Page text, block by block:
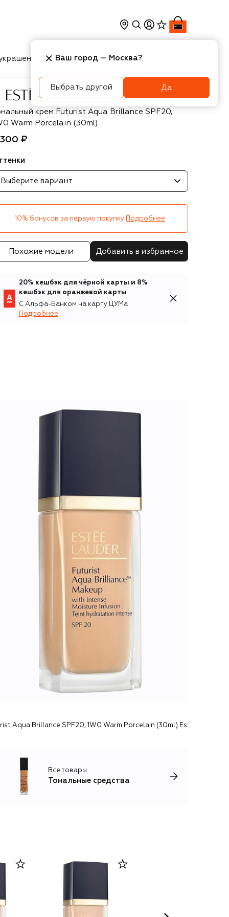
Косметика Интерьер
Lauderкрем Futurist Aqua Brillance SPF20,
Warm Porcelain (30ml)
₽
Выберите вариант
10% бонусов за первую покупку Подробнее
Похожие модели Добавить в избранное
20% кешбэк для чёрной карты и 8%
кешбэк для оранжевой карты
С Альфа-Банком на карту ЦУМа
Подробнее
Aqua Brillance SPF20, 1W0 Warm Porcelain (30ml) Estée Lauder
Все товары
Тональные средства
Ваш город — Москва?
Выбрать другой Да